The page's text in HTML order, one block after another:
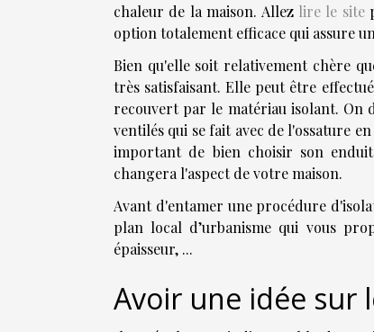
chaleur de la maison. Allez lire le site
option totalement efficace qui assure
Bien qu'elle soit relativement chère
très satisfaisant. Elle peut être
recouvert par le matériau isolant. On
ventilés qui se fait avec de l'ossature
important de bien choisir son
changera l'aspect de votre maison.
Avant d'entamer une procédure
plan local d’urbanisme qui vous
épaisseur, ...
Avoir une idée sur